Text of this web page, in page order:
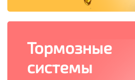
Тормозные
системы